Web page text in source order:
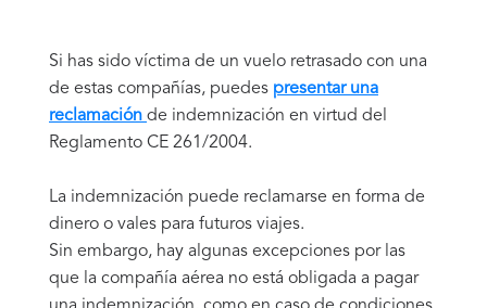
Si has sido víctima de un vuelo retrasado con una
de estas compañías, puedes presentar una
reclamación de indemnización en virtud del
Reglamento CE 261/2004.
La indemnización puede reclamarse en forma de
dinero o vales para futuros viajes.
Sin embargo, hay algunas excepciones por las
que la compañía aérea no está obligada a pagar